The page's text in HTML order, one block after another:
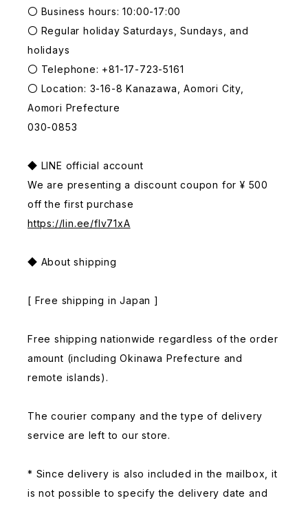
〇 Business hours: 10:00-17:00
〇 Regular holiday Saturdays, Sundays, and
holidays
〇 Telephone: +81-17-723-5161
〇 Location: 3-16-8 Kanazawa, Aomori City,
Aomori Prefecture
030-0853
◆ LINE official account
We are presenting a discount coupon for ¥ 500
off the first purchase
https://lin.ee/fIv71xA
◆ About shipping
[ Free shipping in Japan ]
Free shipping nationwide regardless of the order
amount (including Okinawa Prefecture and
remote islands).
The courier company and the type of delivery
service are left to our store.
* Since delivery is also included in the mailbox, it
is not possible to specify the delivery date and